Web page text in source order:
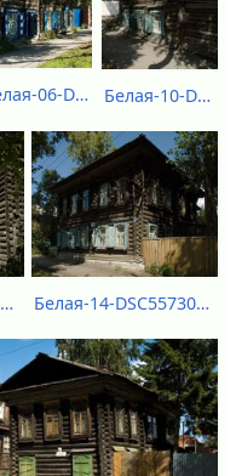
Белая-06-DSC55744.jpg Белая-10-DSC55736.jpg
Белая-12-DSC55733.jpg Белая-14-DSC55730.jpg